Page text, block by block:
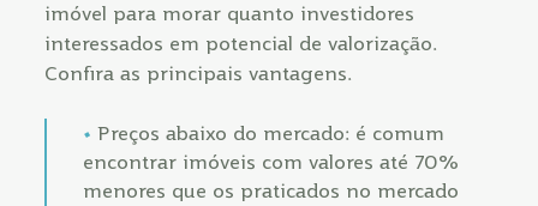
imóvel para morar quanto investidores
interessados em potencial de valorização.
Confira as principais vantagens.
Preços abaixo do mercado: é comum
encontrar imóveis com valores até 70%
menores que os praticados no mercado